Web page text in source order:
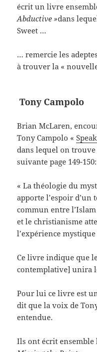
écrit un livre
Abductive »dans
Sweet …
… remercie les
à trouver la «
Tony Campolo
Brian McLaren,
Tony Campolo «
dans lequel on
suivante page 149-150:
« La théologie du
apporte l’espoir d’un
commun entre
et le christianisme
l’expérience mystique
Ce livre indique que
contemplative] unira
Pour lui ce livre est
dit que la voix de
entendue.
Ils ont écrit